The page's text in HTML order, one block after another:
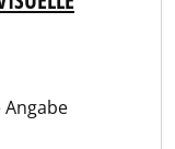
Angabe